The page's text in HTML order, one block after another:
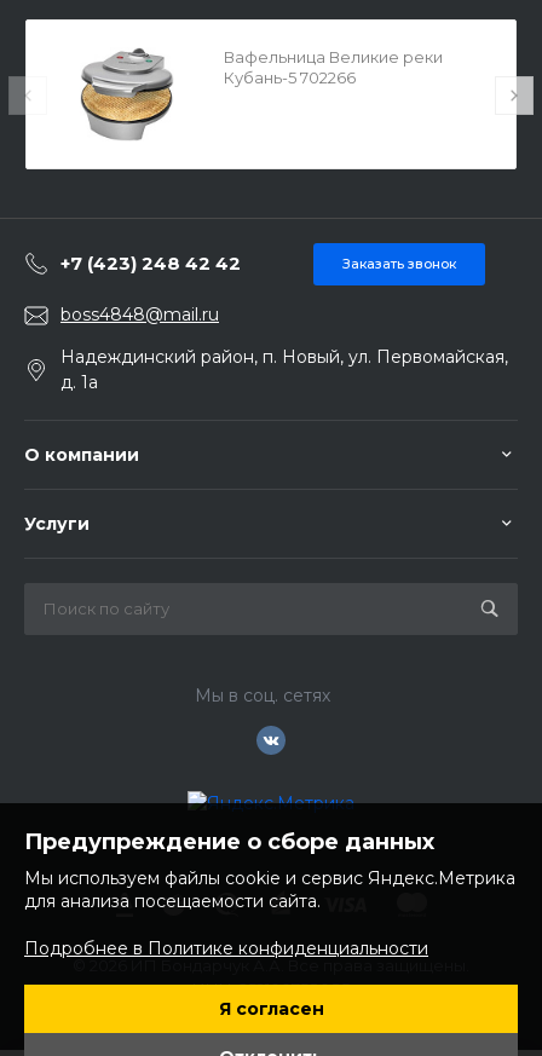
Вафельница Великие реки
Кубань-5 702266
+7 (423) 248 42 42 Заказать звонок
boss4848@mail.ru
Надеждинский район, п. Новый, ул. Первомайская,
д. 1а
О компании
Услуги
Мы в соц. сетях
ИНН: 252100758085
ОГРНИП: 304250236200270
Юр. адрес: 692481 Приморский край, Надеждинский район,
Предупреждение о сборе данных
Мы используем файлы cookie и сервис Яндекс.Метрика
для анализа посещаемости сайта.
Подробнее в Политике конфиденциальности
Я согласен